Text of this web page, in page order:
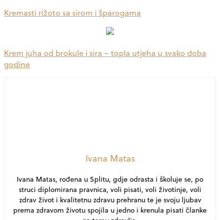
Kremasti rižoto sa sirom i šparogama
Krem juha od brokule i sira – topla utjeha u svako doba
godine
Ivana Matas
Ivana Matas, rođena u Splitu, gdje odrasta i školuje se, po
struci diplomirana pravnica, voli pisati, voli životinje, voli
zdrav život i kvalitetnu zdravu prehranu te je svoju ljubav
prema zdravom životu spojila u jedno i krenula pisati članke